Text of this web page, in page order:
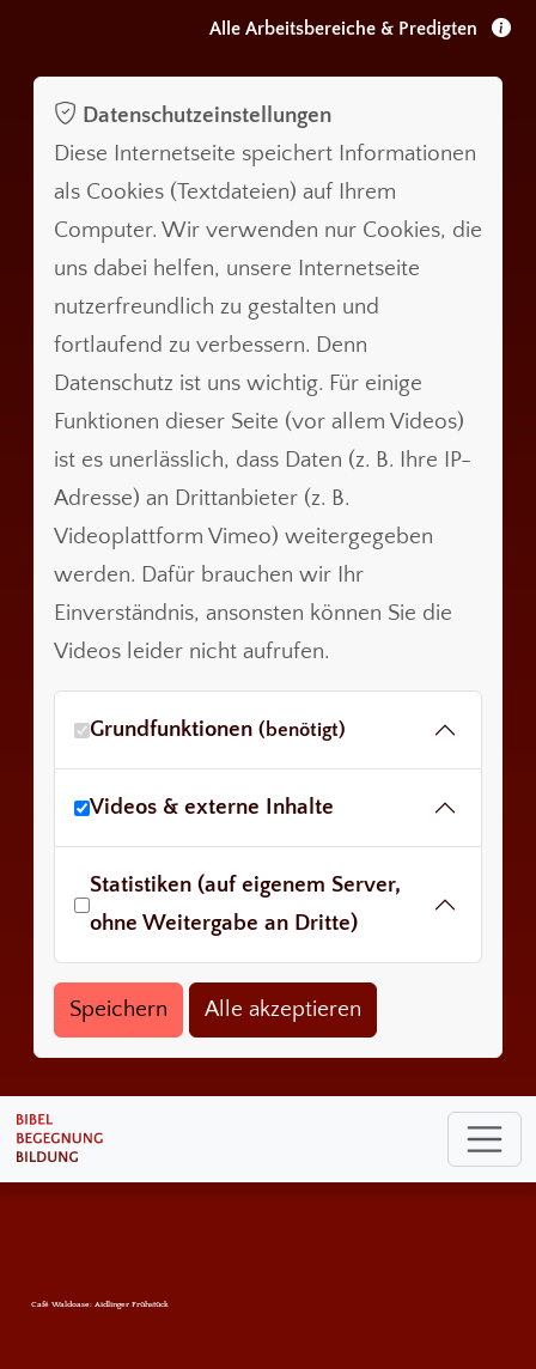
Alle Arbeitsbereiche & Predigten
Datenschutzeinstellungen
Diese Internetseite speichert Informationen
als Cookies (Textdateien) auf Ihrem
Computer. Wir verwenden nur Cookies, die
uns dabei helfen, unsere Internetseite
nutzerfreundlich zu gestalten und
fortlaufend zu verbessern. Denn
Datenschutz ist uns wichtig. Für einige
Funktionen dieser Seite (vor allem Videos)
ist es unerlässlich, dass Daten (z. B. Ihre IP-
Adresse) an Drittanbieter (z. B.
Videoplattform Vimeo) weitergegeben
werden. Dafür brauchen wir Ihr
Einverständnis, ansonsten können Sie die
Videos leider nicht aufrufen.
Grundfunktionen (benötigt)
Videos & externe Inhalte
Statistiken (auf eigenem Server,
ohne Weitergabe an Dritte)
Café Waldoase: Aidlinger Frühstück